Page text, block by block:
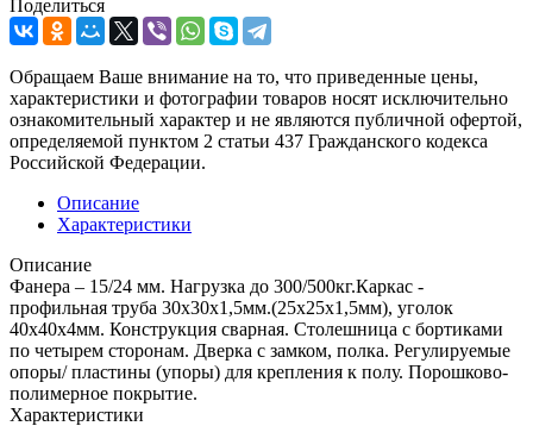
Поделиться
Обращаем Ваше внимание на то, что приведенные цены,
характеристики и фотографии товаров носят исключительно
ознакомительный характер и не являются публичной офертой,
определяемой пунктом 2 статьи 437 Гражданского кодекса
Российской Федерации.
Описание
Характеристики
Описание
Фанера – 15/24 мм. Нагрузка до 300/500кг.Каркас -
профильная труба 30х30х1,5мм.(25х25х1,5мм), уголок
40х40х4мм. Конструкция сварная. Столешница с бортиками
по четырем сторонам. Дверка с замком, полка. Регулируемые
опоры/ пластины (упоры) для крепления к полу. Порошково-
полимерное покрытие.
Характеристики